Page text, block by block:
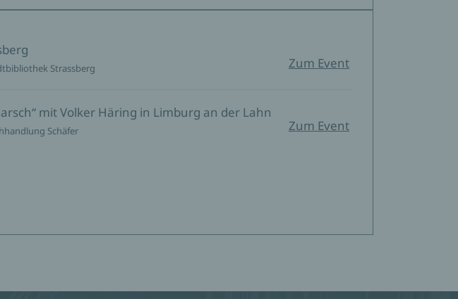
Strassberg Zum Event
mit Volker Häring in Limburg an der Lahn
Schäfer Zum Event